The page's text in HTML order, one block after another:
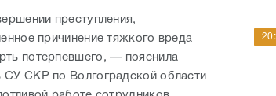
преступления,
причинение тяжкого вреда
потерпевшего, — пояснила
СУ СКР по Волгоградской области